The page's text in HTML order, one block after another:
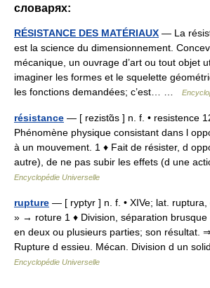
словарях:
RÉSISTANCE DES MATÉRIAUX — La
est la science du dimensionnement.
mécanique, un ouvrage d’art ou tout objet
imaginer les formes et le squelette
les fonctions demandées; c’est… …
résistance — [ rezistɑ̃s ] n. f. • resistence
Phénomène physique consistant dans l
à un mouvement. 1 ♦ Fait de résister, d
autre), de ne pas subir les effets (d une
Encyclopédie Universelle
rupture — [ ryptyr ] n. f. • XIVe; lat.
» → roture 1 ♦ Division, séparation brusque
en deux ou plusieurs parties; son résultat.
Rupture d essieu. Mécan. Division d un
Encyclopédie Universelle